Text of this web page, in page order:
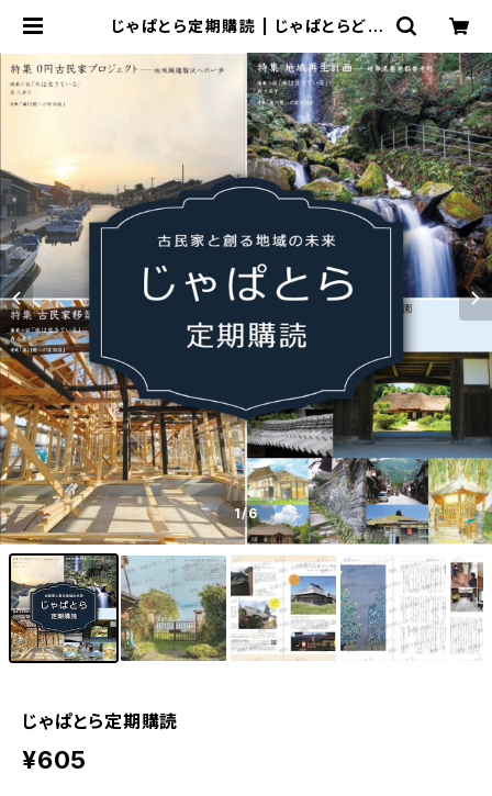
じゃぱとら定期購読 | じゃぱとらどっ
1/6
じゃぱとら定期購読
¥605